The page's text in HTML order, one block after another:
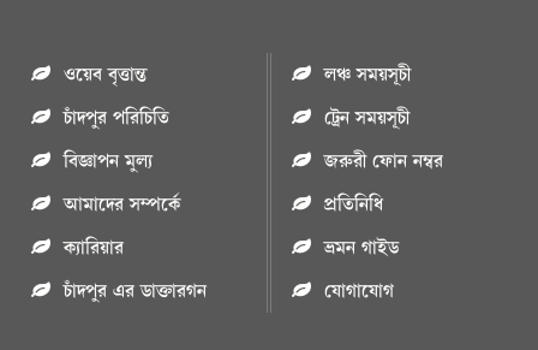
ওয়েব বৃত্তান্ত
চাঁদপুর পরিচিতি
বিজ্ঞাপন মুল্য
আমাদের সম্পর্কে
ক্যারিয়ার
চাঁদপুর এর ডাক্তারগন
লঞ্চ সময়সূচী
ট্রেন সময়সূচী
জরুরী ফোন নম্বর
প্রতিনিধি
ভ্রমন গাইড
যোগাযোগ